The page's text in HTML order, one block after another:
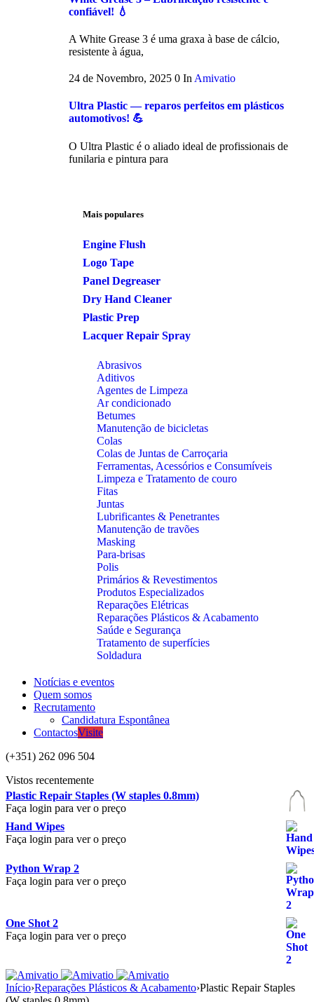
confiável! 💧
A White Grease 3 é uma graxa à base de cálcio,
resistente à água,
24 de Novembro, 2025 0 In Amivatio
Ultra Plastic — reparos perfeitos em plásticos
automotivos! 💪
O Ultra Plastic é o aliado ideal de profissionais de
funilaria e pintura para
Mais populares
Engine Flush
Logo Tape
Panel Degreaser
Dry Hand Cleaner
Plastic Prep
Lacquer Repair Spray
Abrasivos
Aditivos
Agentes de Limpeza
Ar condicionado
Betumes
Manutenção de bicicletas
Colas
Colas de Juntas de Carroçaria
Ferramentas, Acessórios e Consumíveis
Limpeza e Tratamento de couro
Fitas
Juntas
Lubrificantes & Penetrantes
Manutenção de travões
Masking
Para-brisas
Polis
Primários & Revestimentos
Produtos Especializados
Reparações Elétricas
Reparações Plásticos & Acabamento
Saúde e Segurança
Tratamento de superfícies
Soldadura
Notícias e eventos
Quem somos
Recrutamento
Candidatura Espontânea
ContactosVisite
(+351) 262 096 504
Vistos recentemente
Plastic Repair Staples (W staples 0.8mm)
Faça login para ver o preço
Hand Wipes
Faça login para ver o preço
Python Wrap 2
Faça login para ver o preço
One Shot 2
Faça login para ver o preço
Início›Reparações Plásticos & Acabamento›Plastic Repair Staples